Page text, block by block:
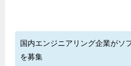
国内エンジニアリング企業がソ
を募集